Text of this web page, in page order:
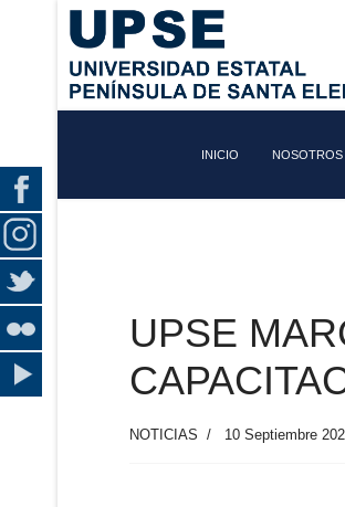
INICIO NOSOTROS
UPSE
NOTICIAS 10 Septiembre